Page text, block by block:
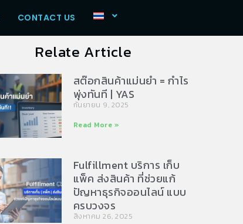
CONTACT US
Relate Article
สต๊อกสินค้าแม่นยำ = กำไร
พุ่งทันที | YAS
กันยายน 9, 2025
Read More »
Fulfillment บริการ เก็บ
แพ็ค ส่งสินค้า ที่ช่วยแก้
ปัญหาธุรกิจออนไลน์ แบบ
ครบวงจร
สิงหาคม 26, 2025